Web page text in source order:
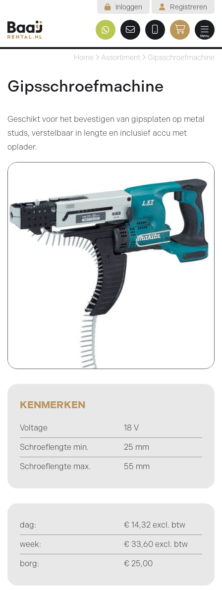
Welkom
Voorwaarden
Prijsweergave
incl. btw excl. btw
Inloggen Registreren
Menu
Home Assortiment Gipsschroefmachine
Gipsschroefmachine
Geschikt voor het bevestigen van gipsplaten op metal
studs, verstelbaar in lengte en inclusief accu met
oplader.
KENMERKEN
Voltage 18 V
Schroeflengte min. 25 mm
Schroeflengte max. 55 mm
dag: € 14,32 excl. btw
week: € 33,60 excl. btw
borg: € 25,00